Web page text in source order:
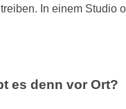
In einem
es denn vor Ort?